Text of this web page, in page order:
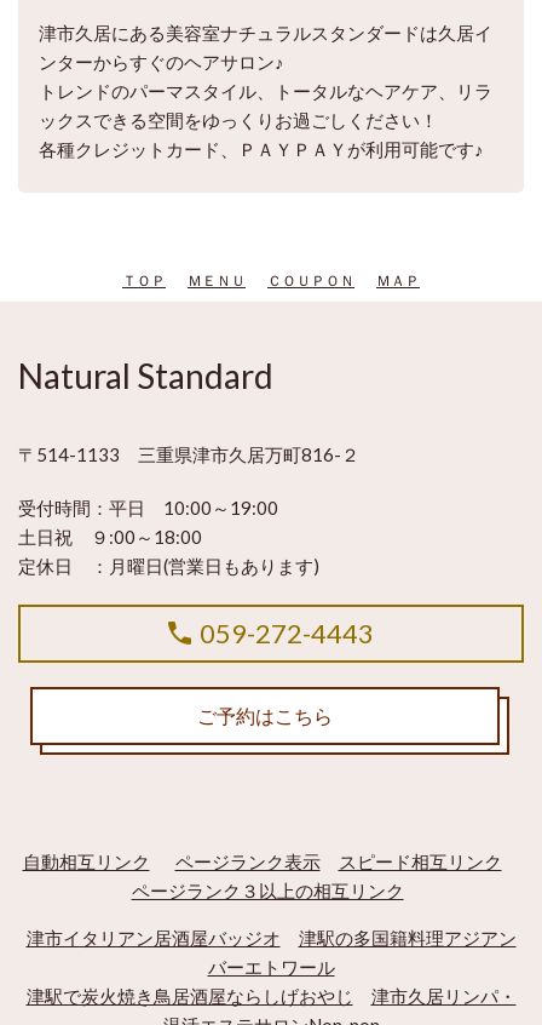
津市久居にある美容室ナチュラルスタンダードは久居イ
ンターからすぐのヘアサロン♪
トレンドのパーマスタイル、トータルなヘアケア、リラ
ックスできる空間をゆっくりお過ごしください！
各種クレジットカード、ＰＡＹＰＡＹが利用可能です♪
ＴＯＰ ＭＥＮＵ ＣＯＵＰＯＮ ＭＡＰ
Natural Standard
〒514-1133 三重県津市久居万町816-２
受付時間： 平日 10:00～19:00
土日祝 ９:00～18:00
定休日 ： 月曜日(営業日もあります)
059-272-4443
ご予約はこちら
自動相互リンク ページランク表示
スピード相互リンク
ページランク３以上の相互リンク
津市イタリアン居酒屋バッジオ
津駅の多国籍料理アジアン
バーエトワール
津駅で炭火焼き鳥居酒屋ならしげおやじ
津市久居リンパ・